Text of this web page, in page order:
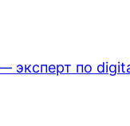
эксперт по